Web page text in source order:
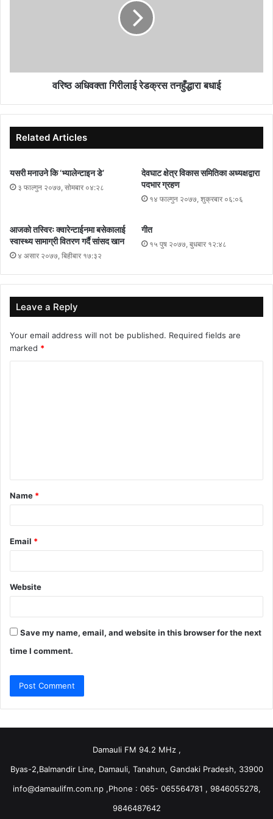
वरिष्ठ अधिवक्ता गिरीलाई रेडक्रस तनहुँद्धारा बधाई
Related Articles
यसरी मनाउने कि ‘भ्यालेन्टाइन डे’
३ फाल्गुन २०७७, सोमबार ०४:२८
देवघाट क्षेत्र विकास समितिका अध्यक्षद्वारा
पदभार ग्रहण
१४ फाल्गुन २०७७, शुक्रबार ०६:०६
आजको तस्विरः क्वारेन्टाईनमा बसेकालाई
स्वास्थ्य सामाग्री वितरण गर्दै सांसद खान
४ असार २०७७, बिहीबार १७:३२
गीत
१५ पुष २०७७, बुधबार १२:४८
Leave a Reply
Your email address will not be published. Required fields are
marked *
t
*
Name *
Email *
Website
Save my name, email, and website in this browser for the next
time I comment.
Damauli FM 94.2 MHz ,
Byas-2,Balmandir Line, Damauli, Tanahun, Gandaki Pradesh, 33900
info@damaulifm.com.np,Phone : 065- 065564781 , 9846055278,
9846487642